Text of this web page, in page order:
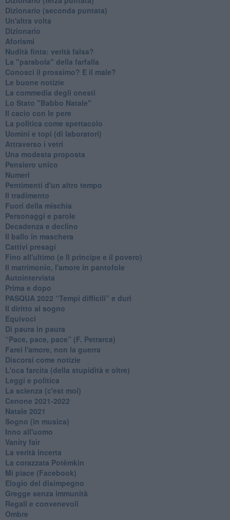
​Dizionario (seconda puntata)
Un'altra volta
Dizionario
Aforismi
Nudità finta: verità falsa?
La "parabola" della farfalla
Conosci il prossimo? E il male?
Le buone notizie
La commedia degli onesti
Lo Stato "Babbo Natale"
Il cacio con le pere
La politica come spettacolo
Uomini e topi (di laboratori)
Attraverso i vetri
Una modesta proposta
Pensiero unico
Numeri
Pentimenti d'un altro tempo
Il tradimento
Fuori della mischia
Personaggi e parole
Decadenza e declino
Il ballo in maschera
Cattivi presagi
Fino all'ultimo (e Il principe e il povero)
Il matrimonio, l'amore in pantofole
Autointervista
Prima e dopo
​PASQUA 2022 “Tempi difficili” e duri
Il diritto al sogno
Equivoci
Di paura in paura
​“Pace, pace, pace” (F. Petrarca)
Farei l'amore, non la guerra
Discorsi come notizie
L'oca farcita (della stupidità e oltre)
Leggi e politica
La scienza (c'est moi)
Cenone 2021-2022
Natale 2021
Sogno (in musica)
Inno all'uomo
Vanity fair
La verità incerta
La corazzata Potëmkin
Mi piace (Facebook)
Elogio del disimpegno
Gregge senza immunità
Regali e convenevoli
Ombre